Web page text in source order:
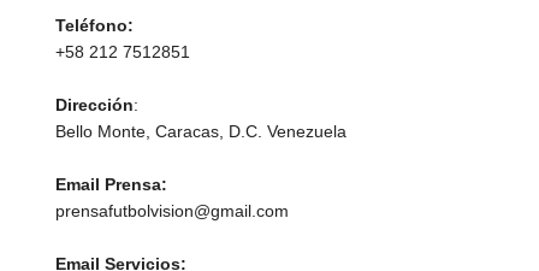
Teléfono:
+58 212 7512851
Dirección:
Bello Monte, Caracas, D.C. Venezuela
Email Prensa:
prensafutbolvision@gmail.com
Email Servicios: